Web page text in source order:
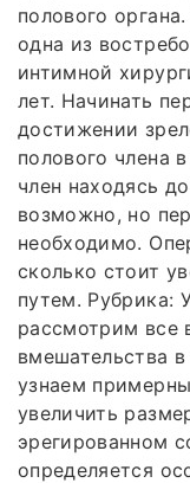
полового
одна из
интимной
лет. Начинать
достижении
полового члена
член находясь
возможно, но
необходимо.
сколько стоит
путем. Рубрика:
рассмотрим все
вмешательства
узнаем
увеличить
эрегированном
определяется